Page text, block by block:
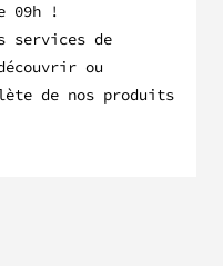
09h !
services de
ou
de nos produits